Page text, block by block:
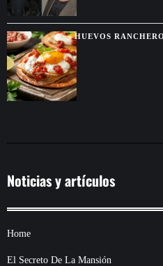
HUEVOS
TORTILLAS
MEXICANO
Noticias y artículos
Home
El Secreto De La Mansión